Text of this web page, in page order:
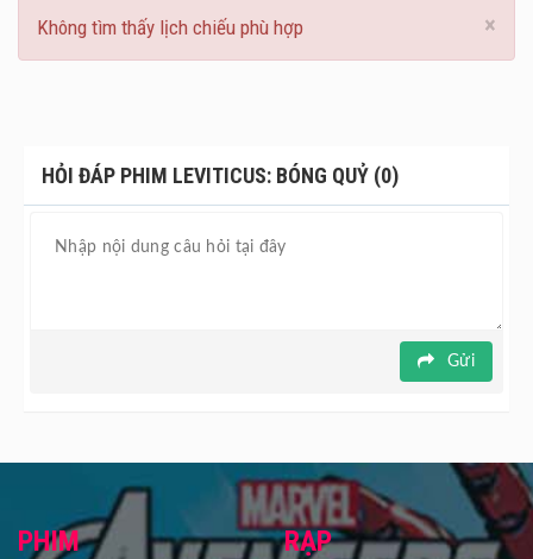
×
Không tìm thấy lịch chiếu phù hợp
HỎI ĐÁP PHIM LEVITICUS: BÓNG QUỶ (0)
Gửi
PHIM RẠP